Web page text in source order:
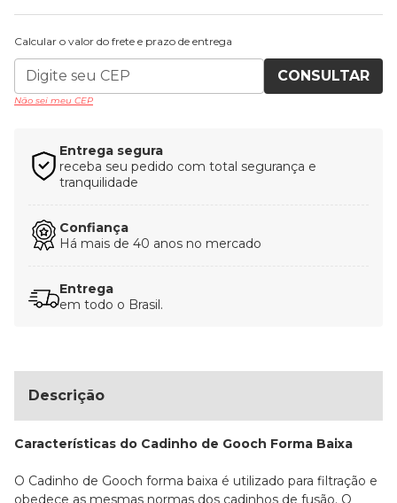
Calcular o valor do frete e prazo de entrega
CONSULTAR
Não sei meu CEP
Entrega segura
receba seu pedido com total segurança e
tranquilidade
Confiança
Há mais de 40 anos no mercado
Entrega
em todo o Brasil.
Descrição
Características do Cadinho de Gooch Forma Baixa
O Cadinho de Gooch forma baixa é utilizado para filtração e
obedece as mesmas normas dos cadinhos de fusão. O